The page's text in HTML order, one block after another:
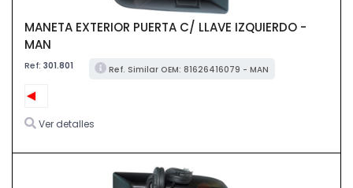
MANETA EXTERIOR PUERTA C/ LLAVE IZQUIERDO -
MAN
Ref: 301.801 Ref. Similar OEM: 81626416079 - MAN
Ver detalles